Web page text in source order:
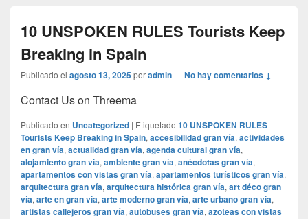
10 UNSPOKEN RULES Tourists Keep
Breaking in Spain
Publicado el agosto 13, 2025poradmin—No hay comentarios ↓
Contact Us on Threema
Publicado en Uncategorized | Etiquetado 10 UNSPOKEN RULES
Tourists Keep Breaking in Spain, accesibilidad gran vía, actividades
en gran vía, actualidad gran vía, agenda cultural gran vía,
alojamiento gran vía, ambiente gran vía, anécdotas gran vía,
apartamentos con vistas gran vía, apartamentos turísticos gran vía,
arquitectura gran vía, arquitectura histórica gran vía, art déco gran
vía, arte en gran vía, arte moderno gran vía, arte urbano gran vía,
artistas callejeros gran vía, autobuses gran vía, azoteas con vistas